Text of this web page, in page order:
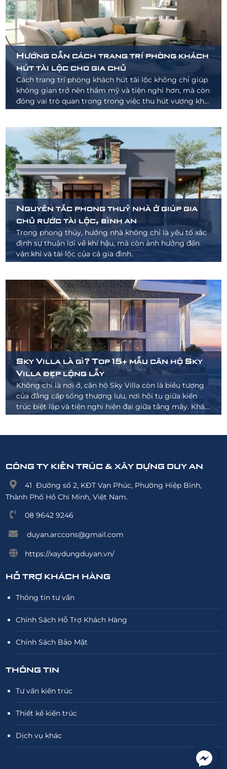
Hướng dẫn cách trang trí phòng khách
hút tài lộc cho gia chủ
Cách trang trí phòng khách hút tài lộc không chỉ giúp
không gian trở nên thẩm mỹ và tiện nghi hơn, mà còn
đóng vai trò quan trọng trong việc thu hút vượng khí,
mang đến may mắn và tài lộc cho gia chủ.
Nguyên tắc phong thuỷ nhà ở giúp gia
chủ rước tài lộc, bình an
Trong phong thủy, hướng nhà không chỉ là yếu tố xác
định sự thuận lợi về khí hậu, mà còn ảnh hưởng đến
vận khí và tài lộc của cả gia đình.
Sky Villa là gì? Top 15+ mẫu căn hộ Sky
Villa đẹp lộng lẫy
Không chỉ là nơi ở, căn hộ Sky Villa còn là biểu tượng
của đẳng cấp sống thượng lưu, nơi hội tụ giữa kiến
trúc biệt lập và tiện nghi hiện đại giữa tầng mây. Khác
biệt hoàn toàn với những loại hình căn hộ cao cấp như
về mô hình biệt thự trên không và chiêm ngưỡng 15
mẫu thiết kế Sky Villa đẹp nổi bật năm 2025.
CÔNG TY KIẾN TRÚC & XÂY DỰNG DUY AN
41 Đường số 2, KĐT Vạn Phúc, Phường Hiệp Bình,
Thành Phố Hồ Chí Minh, Việt Nam.
08 9642 9246
duyan.arccons@gmail.com
https://xaydungduyan.vn/
HỖ TRỢ KHÁCH HÀNG
Thông tin tư vấn
Chính Sách Hỗ Trợ Khách Hàng
Chính Sách Bảo Mật
THÔNG TIN
Tư vấn kiến trúc
Thiết kế kiến trúc
Dịch vụ khác